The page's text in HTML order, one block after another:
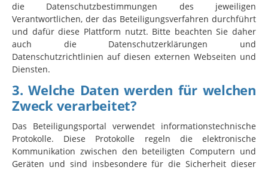
die Datenschutzbestimmungen des jeweiligen
Verantwortlichen, der das Beteiligungsverfahren durchführt
und dafür diese Plattform nutzt. Bitte beachten Sie daher
auch die Datenschutzerklärungen und
Datenschutzrichtlinien auf diesen externen Webseiten und
Diensten.
3. Welche Daten werden für welchen
Zweck verarbeitet?
Das Beteiligungsportal verwendet informationstechnische
Protokolle. Diese Protokolle regeln die elektronische
Kommunikation zwischen den beteiligten Computern und
Geräten und sind insbesondere für die Sicherheit dieser